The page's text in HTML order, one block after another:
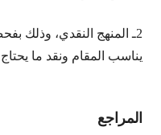
2ـ المنهج النقدي، وذلك
يناسب المقام ونقد ما
المراجع